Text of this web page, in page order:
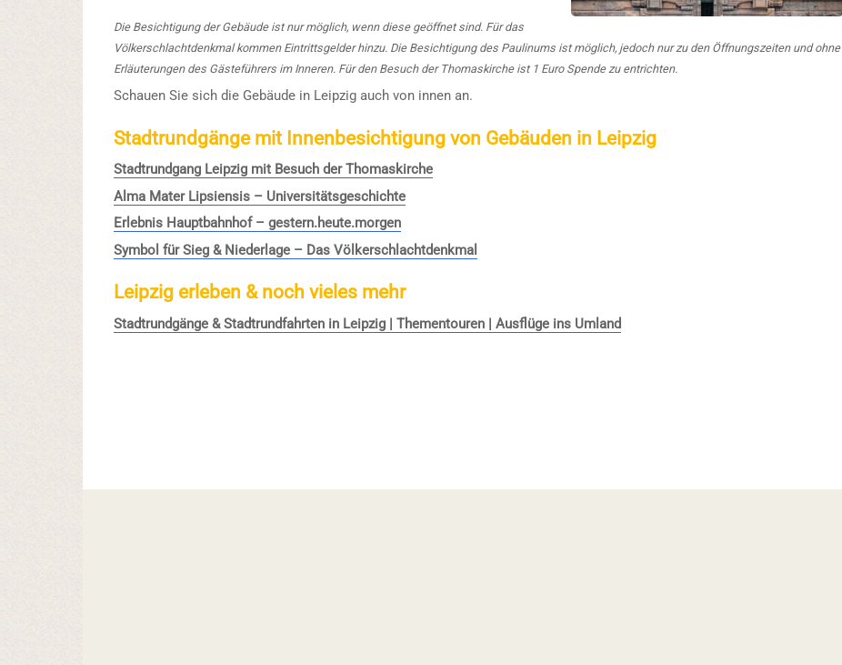
Die Besichtigung der Gebäude ist nur möglich, wenn diese geöffnet sind. Für das
Völkerschlachtdenkmal kommen Eintrittsgelder hinzu. Die Besichtigung des Paulinums ist möglich, jedoch nur zu den Öffnungszeiten und ohne
Erläuterungen des Gästeführers im Inneren. Für den Besuch der Thomaskirche ist 1 Euro Spende zu entrichten.
Schauen Sie sich die Gebäude in Leipzig auch von innen an.
Stadtrundgänge mit Innenbesichtigung von Gebäuden in Leipzig
Stadtrundgang Leipzig mit Besuch der Thomaskirche
Alma Mater Lipsiensis – Universitätsgeschichte
Erlebnis Hauptbahnhof – gestern.heute.morgen
Symbol für Sieg & Niederlage – Das Völkerschlachtdenkmal
Leipzig erleben & noch vieles mehr
Stadtrundgänge & Stadtrundfahrten in Leipzig | Thementouren | Ausflüge ins Umland